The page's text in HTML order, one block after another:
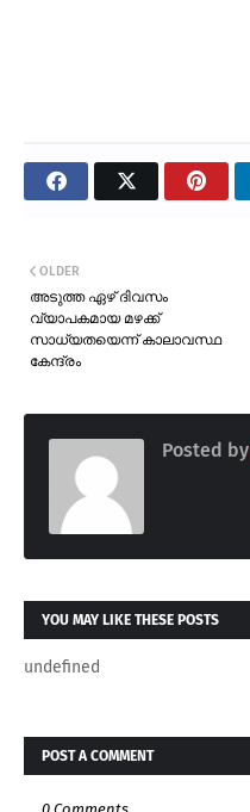
OLDER
അടുത്ത ഏഴ് ദിവസം
വ്യാപകമായ മഴക്ക്
സാധ്യതയെന്ന് കാലാവസ്ഥ
കേന്ദ്രം
Posted by
YOU MAY LIKE THESE POSTS
undefined
POST A COMMENT
0 Comments